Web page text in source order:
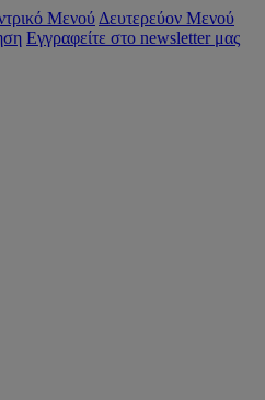
Μενού Δευτερεύον Μενού
Εγγραφείτε στο newsletter μας